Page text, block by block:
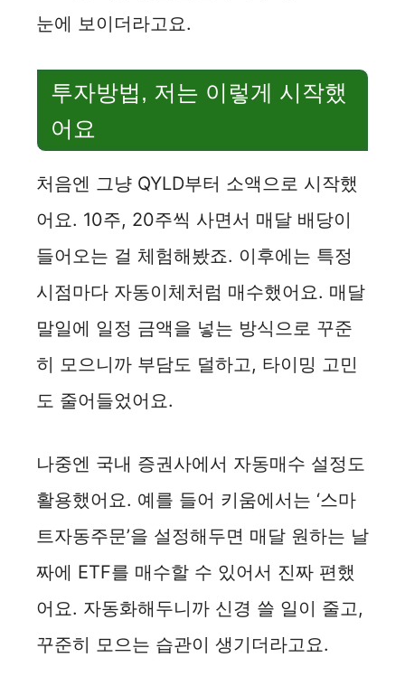
눈에 보이더라고요.
투자방법, 저는 이렇게 시작했
어요
처음엔 그냥 QYLD부터 소액으로 시작했
어요. 10주, 20주씩 사면서 매달 배당이
들어오는 걸 체험해봤죠. 이후에는 특정
시점마다 자동이체처럼 매수했어요. 매달
말일에 일정 금액을 넣는 방식으로 꾸준
히 모으니까 부담도 덜하고, 타이밍 고민
도 줄어들었어요.
나중엔 국내 증권사에서 자동매수 설정도
활용했어요. 예를 들어 키움에서는 ‘스마
트자동주문’을 설정해두면 매달 원하는 날
짜에 ETF를 매수할 수 있어서 진짜 편했
어요. 자동화해두니까 신경 쓸 일이 줄고,
꾸준히 모으는 습관이 생기더라고요.